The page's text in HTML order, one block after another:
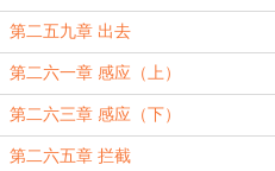
第二五九章 出去
第二六一章 感应（上）
第二六三章 感应（下）
第二六五章 拦截